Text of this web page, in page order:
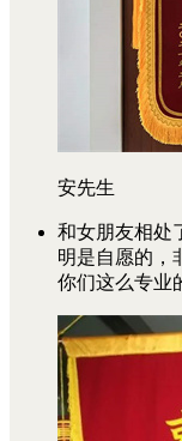
安先生
和女朋友相处
明是自愿的，
你们这么专业